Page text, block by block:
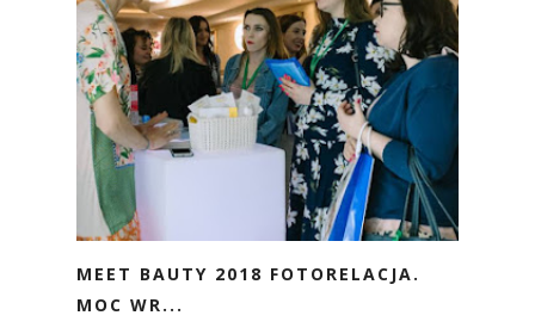
MEET BAUTY 2018 FOTORELACJA.
MOC WR...